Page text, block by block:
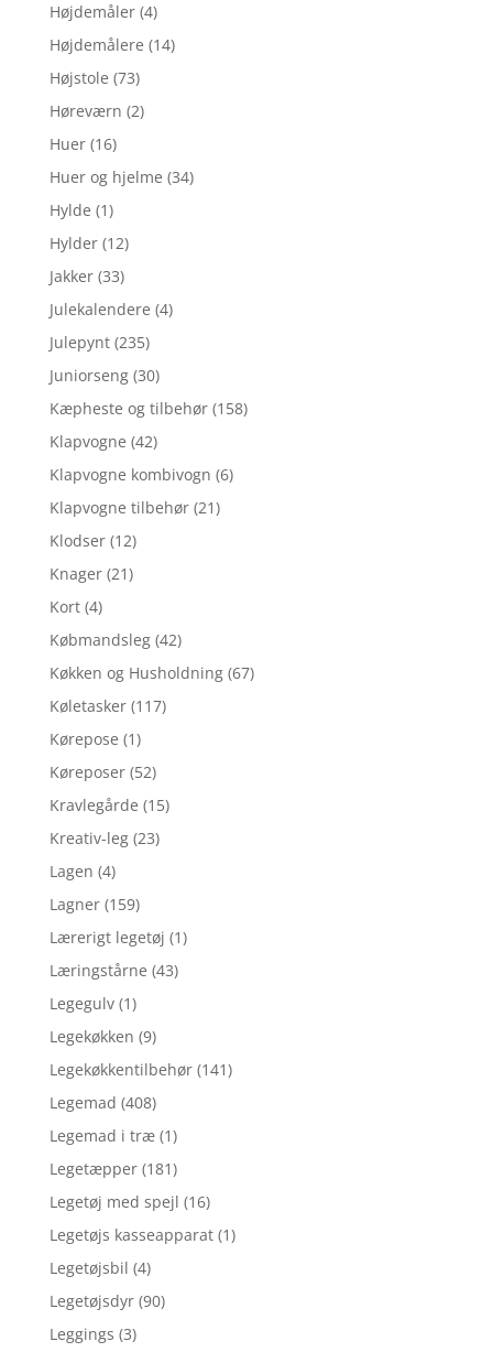
Højdemåler (4)
Højdemålere (14)
Højstole (73)
Høreværn (2)
Huer (16)
Huer og hjelme (34)
Hylde (1)
Hylder (12)
Jakker (33)
Julekalendere (4)
Julepynt (235)
Juniorseng (30)
Kæpheste og tilbehør (158)
Klapvogne (42)
Klapvogne kombivogn (6)
Klapvogne tilbehør (21)
Klodser (12)
Knager (21)
Kort (4)
Købmandsleg (42)
Køkken og Husholdning (67)
Køletasker (117)
Kørepose (1)
Køreposer (52)
Kravlegårde (15)
Kreativ-leg (23)
Lagen (4)
Lagner (159)
Lærerigt legetøj (1)
Læringstårne (43)
Legegulv (1)
Legekøkken (9)
Legekøkkentilbehør (141)
Legemad (408)
Legemad i træ (1)
Legetæpper (181)
Legetøj med spejl (16)
Legetøjs kasseapparat (1)
Legetøjsbil (4)
Legetøjsdyr (90)
Leggings (3)